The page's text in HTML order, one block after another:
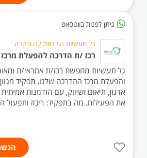
ניתן לפנות בווטסאפ
גל תעשיות הידראוליקה ובקרה
רכז /ת הדרכה להפעלת
גל תעשיות מחפשת רכז/ת אחראי/ת
והפעלת מרכז ההדרכה שלנו. תפקיד
ארגון, תיאום ושיווק, עם הזדמנות
את הפעילות. מה בתפקיד: ריכוז ותפעול